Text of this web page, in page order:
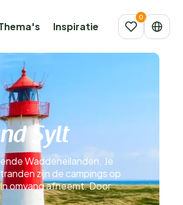
Inspiratie
Sylt
Waddeneilanden. Je
zijn de campings op
omvang afneemt. Door